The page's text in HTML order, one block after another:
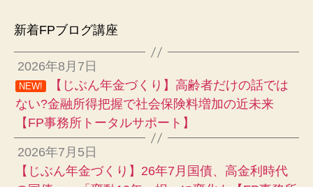
新着FPブログ講座
2026年8月7日
NEW!
【じぶん年金づくり】高齢者だけの話では
ない?金融所得把握で社会保険料増加の近未来
【FP事務所トータルサポート】
2026年7月5日
【じぶん年金づくり】26年7月国債、高金利時代